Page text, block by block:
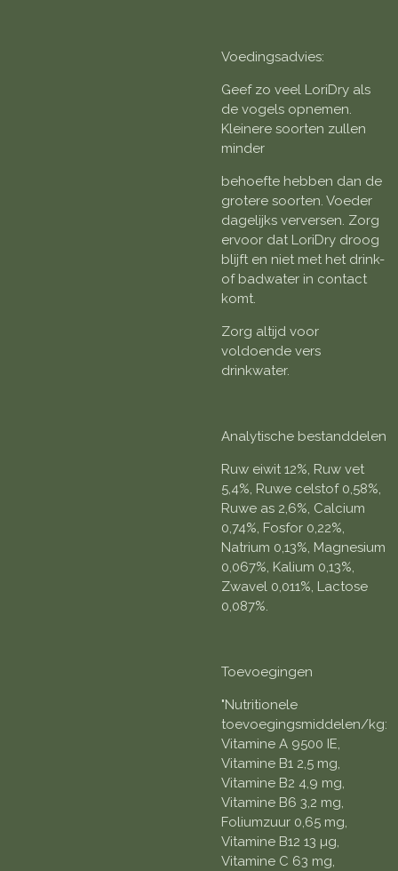
Voedingsadvies:
Geef zo veel LoriDry als
de vogels opnemen.
Kleinere soorten zullen
minder
behoefte hebben dan de
grotere soorten. Voeder
dagelijks verversen. Zorg
ervoor dat LoriDry droog
blijft en niet met het drink-
of badwater in contact
komt.
Zorg altijd voor
voldoende vers
drinkwater.
Analytische bestanddelen
Ruw eiwit 12%, Ruw vet
5,4%, Ruwe celstof 0,58%,
Ruwe as 2,6%, Calcium
0,74%, Fosfor 0,22%,
Natrium 0,13%, Magnesium
0,067%, Kalium 0,13%,
Zwavel 0,011%, Lactose
0,087%.
Toevoegingen
"Nutritionele
toevoegingsmiddelen/kg:
Vitamine A 9500 IE,
Vitamine B1 2,5 mg,
Vitamine B2 4,9 mg,
Vitamine B6 3,2 mg,
Foliumzuur 0,65 mg,
Vitamine B12 13 µg,
Vitamine C 63 mg,